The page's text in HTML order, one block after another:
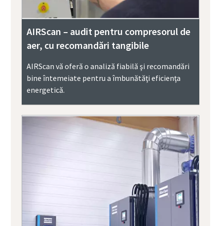
AIRScan – audit pentru compresorul de
aer, cu recomandări tangibile
AIRScan vă oferă o analiză fiabilă şi recomandări
bine întemeiate pentru a îmbunătăţi eficienţa
energetică.